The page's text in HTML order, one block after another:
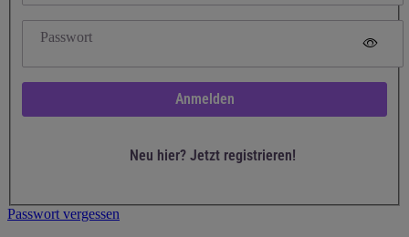
Passwort
Anmelden
Neu hier? Jetzt registrieren!
Passwort vergessen